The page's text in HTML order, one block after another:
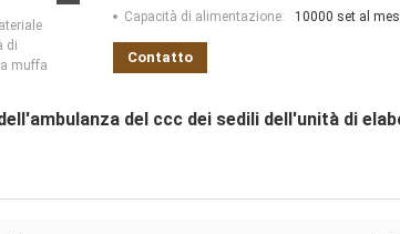
di
muffa
Capacità di alimentazione:
10000 set al
Contatto
del ccc dei sedili dell'unità di